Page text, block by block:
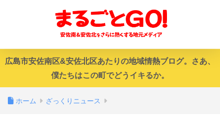
広島市安佐南区&安佐北区あたりの地域情熱ブログ。さあ、
僕たちはこの町でどうイキるか。
ホーム ざっくりニュース